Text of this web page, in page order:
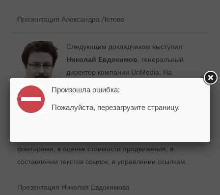
Презентация Александра Летова
Следующим докладчиком выступил
Николай Евдокимов , генеральный
директор компании UnMedia. На
автоматизации продвижения сайтовсистема SeoPult
факторами, в оценке стоимости продвижения, в
составлении текстов ссылок, в управлении ссылкам.
Презентация Николая Евдокимова
Произошла ошибка:
Пожалуйста, перезагрузите страницу.